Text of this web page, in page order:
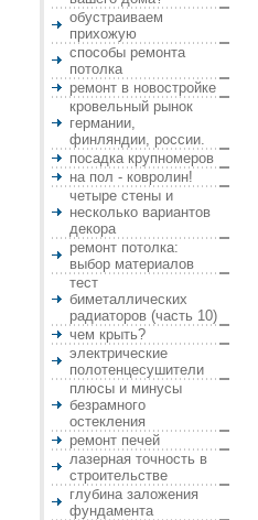
обустраиваем
прихожую
способы ремонта
потолка
ремонт в новостройке
кровельный рынок
германии,
финляндии, россии.
посадка крупномеров
на пол - ковролин!
четыре стены и
несколько вариантов
декора
ремонт потолка:
выбор материалов
тест
биметаллических
радиаторов (часть 10)
чем крыть?
электрические
полотенцесушители
плюсы и минусы
безрамного
остекления
ремонт печей
лазерная точность в
строительстве
глубина заложения
фундамента